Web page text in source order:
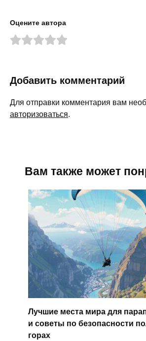
Оцените автора
Добавить комментарий
Для отправки комментария вам
авторизоваться.
Вам также может
Лучшие места мира для
и советы по безопасности
горах